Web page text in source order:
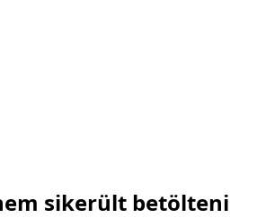
sikerült betölteni